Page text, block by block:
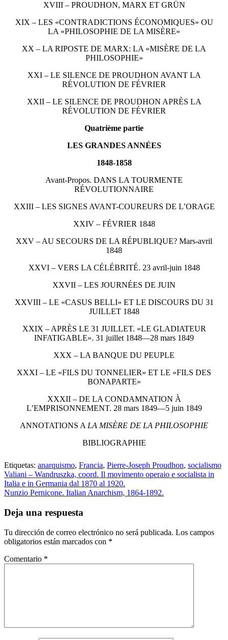
XVIII – PROUDHON, MARX ET GRÜN
XIX – LES «CONTRADICTIONS ÉCONOMIQUES» OU
LA «PHILOSOPHIE DE LA MISÈRE»
XX – LA RIPOSTE DE MARX: LA «MISÈRE DE LA
PHILOSOPHIE»
XXI – LE SILENCE DE PROUDHON AVANT LA
RÉVOLUTION DE FÉVRIER
XXII – LE SILENCE DE PROUDHON APRÈS LA
RÉVOLUTION DE FÉVRIER
Quatrième partie
LES GRANDES ANNÉES
1848-1858
Avant-Propos. DANS LA TOURMENTE
RÉVOLUTIONNAIRE
XXIII – LES SIGNES AVANT-COUREURS DE L’ORAGE
XXIV – FÉVRIER 1848
XXV – AU SECOURS DE LA RÉPUBLIQUE? Mars-avril
1848
XXVI – VERS LA CÉLÉBRITÉ. 23 avril-juin 1848
XXVII – LES JOURNÉES DE JUIN
XXVIII – LE «CASUS BELLI» ET LE DISCOURS DU 31
JUILLET 1848
XXIX – APRÈS LE 31 JUILLET. «LE GLADIATEUR
INFATIGABLE». 31 juillet 1848—28 mars 1849
XXX – LA BANQUE DU PEUPLE
XXXI – LE «FILS DU TONNELIER» ET LE «FILS DES
BONAPARTE»
XXXII – DE LA CONDAMNATION À
L’EMPRISONNEMENT. 28 mars 1849—5 juin 1849
ANNOTATIONS A LA MISÈRE DE LA PHILOSOPHIE
BIBLIOGRAPHIE
Etiquetas: anarquismo, Francia, Pierre-Joseph Proudhon, socialismo
Valiani – Wandruszka, coord. Il movimento operaio e socialista in
Italia e in Germania dal 1870 al 1920.
Nunzio Pernicone. Italian Anarchism, 1864-1892.
Deja una respuesta
Tu dirección de correo electrónico no será publicada. Los campos
obligatorios están marcados con *
Comentario *